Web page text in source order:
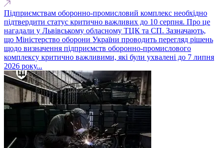
Підприємствам оборонно-промисловий комплекс необхідно
підтвердити статус критично важливих до 10 серпня. Про це
нагадали у Львівському обласному ТЦК та СП. Зазначають,
що Міністерство оборони України проводить перегляд рішень
щодо визначення підприємств оборонно-промислового
комплексу критично важливими, які були ухвалені до 7 липня
2026 року...